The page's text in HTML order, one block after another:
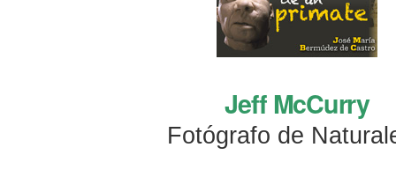
Jeff McCurry
Fotógrafo de